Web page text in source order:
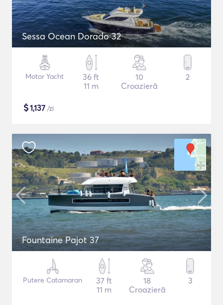
Sessa Ocean Dorado 32
Motor Yacht
36 ft
11 m
10
Croazieră
2
$1,137 /zi
Fountaine Pajot 37
Putere Catamaran
37 ft
11 m
18
Croazieră
3